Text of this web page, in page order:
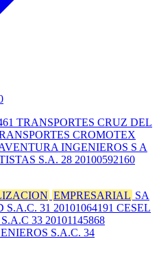
TRANSPORTES CRUZ DEL
CROMOTEX
INGENIEROS S A
S.A. 28 20100592160
EMPRESARIAL SA
31 20101064191 CESEL
33 20101145868
S.A.C. 34